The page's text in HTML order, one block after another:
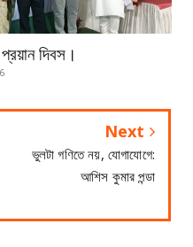
দিবস।
Next
ভুলটা গণিতে নয়, যোগাযোগে:
আশিস কুমার পন্ডা